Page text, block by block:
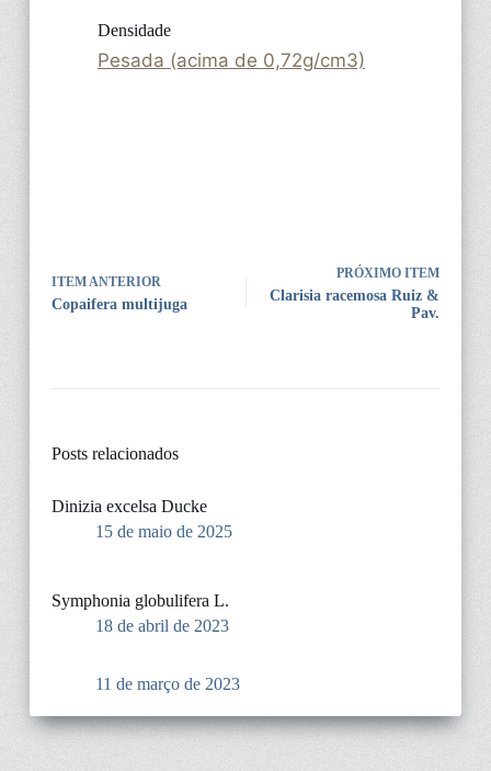
Densidade
Pesada (acima de 0,72g/cm3)
ITEM ANTERIOR
Copaifera multijuga
PRÓXIMO ITEM
Clarisia racemosa Ruiz &
Pav.
Posts relacionados
Dinizia excelsa Ducke
15 de maio de 2025
Symphonia globulifera L.
18 de abril de 2023
11 de março de 2023